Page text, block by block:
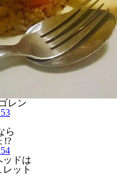
レン
ら
!?
ッドは
ット